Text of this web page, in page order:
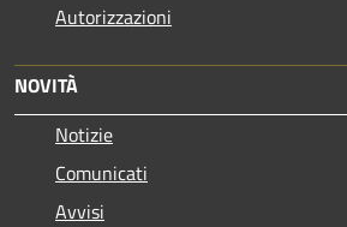
Autorizzazioni
NOVITÀ
Notizie
Comunicati
Avvisi